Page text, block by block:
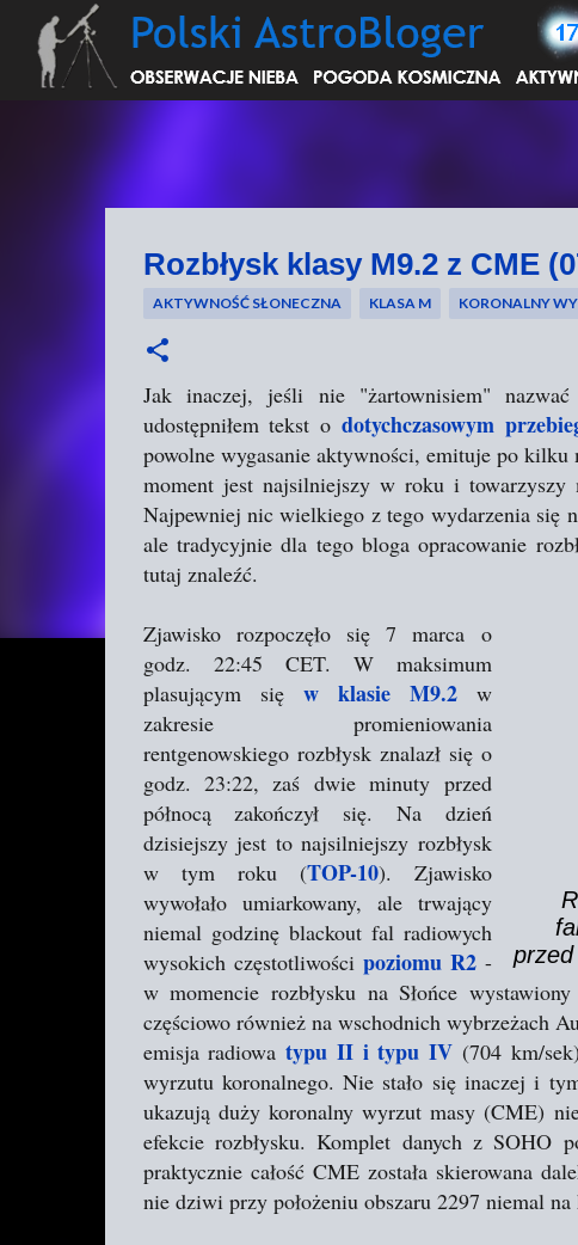
Rozbłysk klasy M9.2 z CME
AKTYWNOŚĆ SŁONECZNA KLASA M KORONALNY
Jak inaczej, jeśli nie "żartownisiem"
udostępniłem tekst o dotychczasowym
powolne wygasanie aktywności, emituje po
moment jest najsilniejszy w roku i
Najpewniej nic wielkiego z tego wydarzenia się
ale tradycyjnie dla tego bloga opracowanie
tutaj znaleźć.
Zjawisko rozpoczęło się 7 marca o
godz. 22:45 CET. W maksimum
plasującym się w klasie M9.2w
zakresie promieniowania
rentgenowskiego rozbłysk znalazł się o
godz. 23:22, zaś dwie minuty przed
północą zakończył się. Na dzień
dzisiejszy jest to najsilniejszy rozbłysk
w tym roku (TOP-10). Zjawisko
wywołało umiarkowany, ale trwający
niemal godzinę blackout fal radiowych
wysokich częstotliwości poziomu R2-
w momencie rozbłysku na Słońce
częściowo również na wschodnich wybrzeżach
emisja radiowa typu II i typu IV (704 km/
wyrzutu koronalnego. Nie stało się inaczej i
ukazują duży koronalny wyrzut masy (CME)
efekcie rozbłysku. Komplet danych z SOHO
praktycznie całość CME została skierowana
nie dziwi przy położeniu obszaru 2297 niemal na